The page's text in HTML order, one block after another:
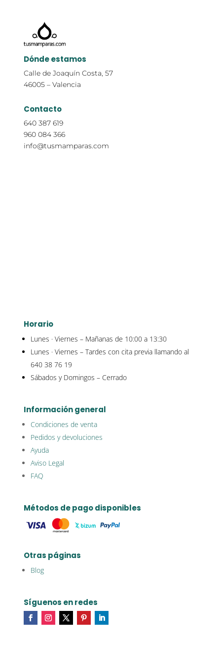
Dónde estamos
Calle de Joaquín Costa, 57
46005 – Valencia
Contacto
640 387 619
960 084 366
info@tusmamparas.com
Horario
Lunes · Viernes – Mañanas de 10:00 a 13:30
Lunes · Viernes – Tardes con cita previa llamando al
640 38 76 19
Sábados y Domingos – Cerrado
Información general
Condiciones de venta
Pedidos y devoluciones
Ayuda
Aviso Legal
FAQ
Métodos de pago disponibles
Otras páginas
Blog
Síguenos en redes